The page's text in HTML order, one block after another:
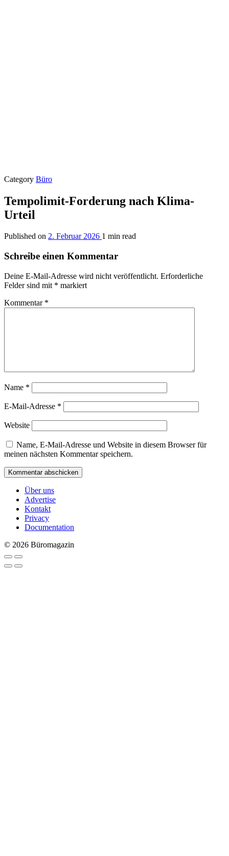
Category Büro
Tempolimit-Forderung nach Klima-
Urteil
Published on 2. Februar 2026 1 min read
Schreibe einen Kommentar
Deine E-Mail-Adresse wird nicht veröffentlicht. Erforderliche
Felder sind mit * markiert
Kommentar *
Name *
E-Mail-Adresse *
Website
Name, E-Mail-Adresse und Website in diesem Browser für
meinen nächsten Kommentar speichern.
Über uns
Advertise
Kontakt
Privacy
Documentation
© 2026 Büromagazin